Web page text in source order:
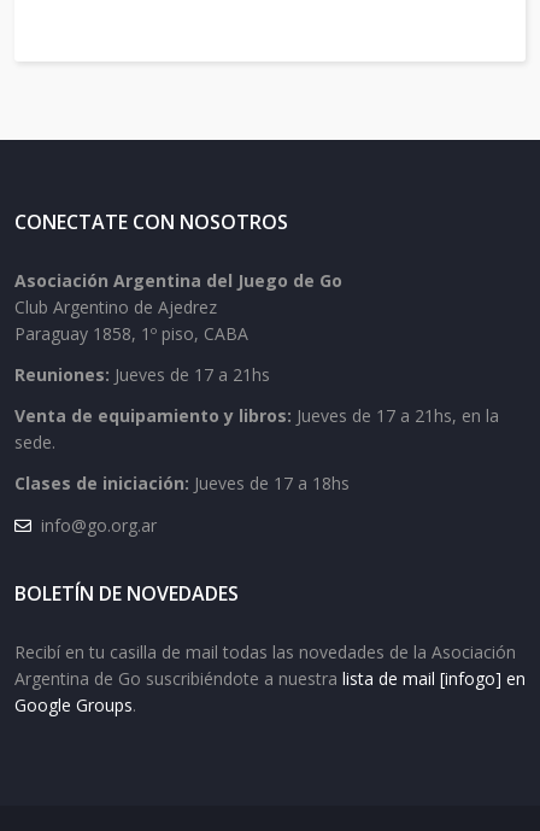
CONECTATE CON NOSOTROS
Asociación Argentina del Juego de Go
Club Argentino de Ajedrez
Paraguay 1858, 1º piso, CABA
Reuniones: Jueves de 17 a 21hs
Venta de equipamiento y libros: Jueves de 17 a 21hs, en la
sede.
Clases de iniciación: Jueves de 17 a 18hs
info@go.org.ar
BOLETÍN DE NOVEDADES
Recibí en tu casilla de mail todas las novedades de la Asociación
Argentina de Go suscribiéndote a nuestra lista de mail [infogo] en
Google Groups.